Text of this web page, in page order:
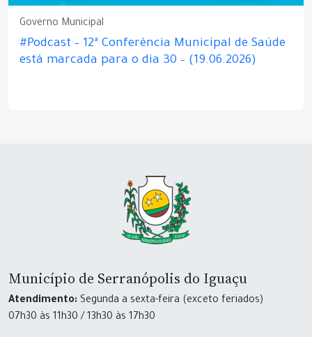
Governo Municipal
#Podcast – 12ª Conferência Municipal de Saúde
está marcada para o dia 30 – (19.06.2026)
Município de Serranópolis do Iguaçu
Atendimento: Segunda a sexta-feira (exceto feriados)
07h30 às 11h30 / 13h30 às 17h30